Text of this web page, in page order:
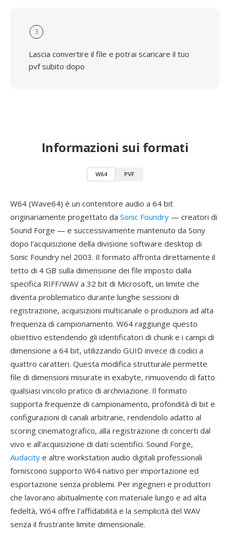
3
Lascia convertire il file e potrai scaricare il tuo
pvf subito dopo
Informazioni sui formati
W64 PVF
W64 (Wave64) è un contenitore audio a 64 bit
originariamente progettato da Sonic Foundry — creatori di
Sound Forge — e successivamente mantenuto da Sony
dopo l'acquisizione della divisione software desktop di
Sonic Foundry nel 2003. Il formato affronta direttamente il
tetto di 4 GB sulla dimensione dei file imposto dalla
specifica RIFF/WAV a 32 bit di Microsoft, un limite che
diventa problematico durante lunghe sessioni di
registrazione, acquisizioni multicanale o produzioni ad alta
frequenza di campionamento. W64 raggiunge questo
obiettivo estendendo gli identificatori di chunk e i campi di
dimensione a 64 bit, utilizzando GUID invece di codici a
quattro caratteri. Questa modifica strutturale permette
file di dimensioni misurate in exabyte, rimuovendo di fatto
qualsiasi vincolo pratico di archiviazione. Il formato
supporta frequenze di campionamento, profondità di bit e
configurazioni di canali arbitrarie, rendendolo adatto al
scoring cinematografico, alla registrazione di concerti dal
vivo e all'acquisizione di dati scientifici. Sound Forge,
Audacity e altre workstation audio digitali professionali
forniscono supporto W64 nativo per importazione ed
esportazione senza problemi. Per ingegneri e produttori
che lavorano abitualmente con materiale lungo e ad alta
fedeltà, W64 offre l'affidabilità e la semplicità del WAV
senza il frustrante limite dimensionale.